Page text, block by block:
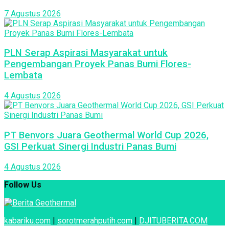
7 Agustus 2026
PLN Serap Aspirasi Masyarakat untuk
Pengembangan Proyek Panas Bumi Flores-
Lembata
4 Agustus 2026
PT Benvors Juara Geothermal World Cup 2026,
GSI Perkuat Sinergi Industri Panas Bumi
4 Agustus 2026
Follow Us
kabariku.com | sorotmerahputih.com | DJITUBERITA.COM